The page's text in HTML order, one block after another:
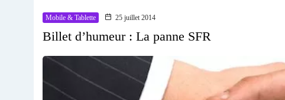
Mobile & Tablette 25 juillet 2014
Billet d’humeur : La panne SFR